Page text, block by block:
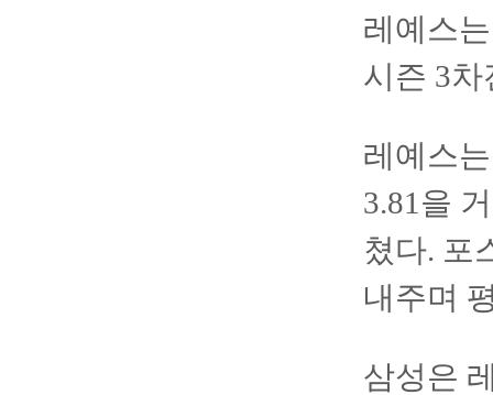
레예스
시즌 3
레예스
3.81을
쳤다. 포
내주며
삼성은